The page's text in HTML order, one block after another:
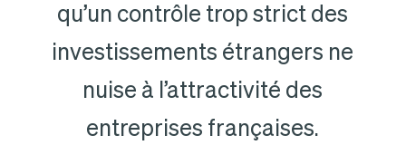
qu’un contrôle trop strict des
investissements étrangers ne
nuise à l’attractivité des
entreprises françaises.